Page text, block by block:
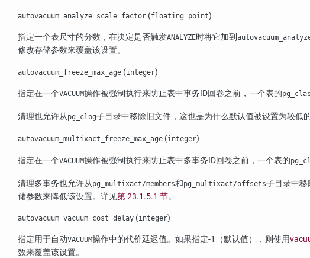
autovacuum_analyze_scale_factor (floating point)
指定一个表尺寸的分数，在决定是否触发ANALYZE时将它加到
修改存储参数来覆盖该设置。
autovacuum_freeze_max_age (integer)
指定在一个VACUUM操作被强制执行来防止表中事务ID回卷之前，一个表的
清理也允许从pg_clog子目录中移除旧文件，这也是为什么默认值被设置为较
autovacuum_multixact_freeze_max_age (integer)
指定在一个VACUUM操作被强制执行来防止表中多事务ID回卷之前，一个表的
清理多事务也允许从pg_multixact/members和pg_multixact/offsets子目录中
储参数来降低该设置。详见第 23.1.5.1 节。
autovacuum_vacuum_cost_delay (integer)
指定用于自动VACUUM操作中的代价延迟值。如果指定-1（默认值），则使用
数来覆盖该设置。